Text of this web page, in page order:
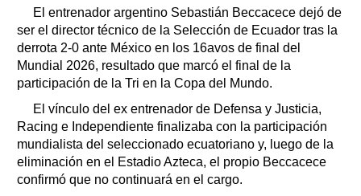
El entrenador argentino Sebastián Beccacece dejó de
ser el director técnico de la Selección de Ecuador tras la
derrota 2-0 ante México en los 16avos de final del
Mundial 2026, resultado que marcó el final de la
participación de la Tri en la Copa del Mundo.
El vínculo del ex entrenador de Defensa y Justicia,
Racing e Independiente finalizaba con la participación
mundialista del seleccionado ecuatoriano y, luego de la
eliminación en el Estadio Azteca, el propio Beccacece
confirmó que no continuará en el cargo.